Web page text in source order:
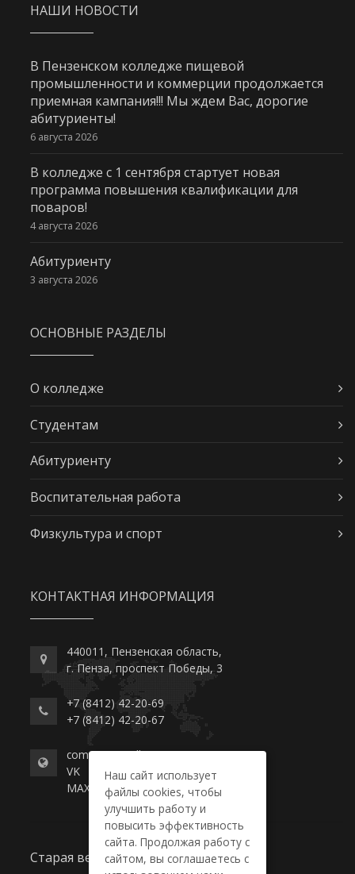
НАШИ НОВОСТИ
В Пензенском колледже пищевой
промышленности и коммерции продолжается
приемная кампания!!! Мы ждем Вас, дорогие
абитуриенты!
6 августа 2026
В колледже с 1 сентября стартует новая
программа повышения квалификации для
поваров!
4 августа 2026
Абитуриенту
3 августа 2026
ОСНОВНЫЕ РАЗДЕЛЫ
О колледже
Студентам
Абитуриенту
Воспитательная работа
Физкультура и спорт
КОНТАКТНАЯ ИНФОРМАЦИЯ
440011, Пензенская область,
г. Пенза, проспект Победы, 3
+7 (8412) 42-20-69
+7 (8412) 42-20-67
commerce-college.ru
VK
MAX
Старая версия сайта
Наш сайт использует
файлы cookies, чтобы
улучшить работу и
повысить эффективность
сайта. Продолжая работу с
сайтом, вы соглашаетесь с